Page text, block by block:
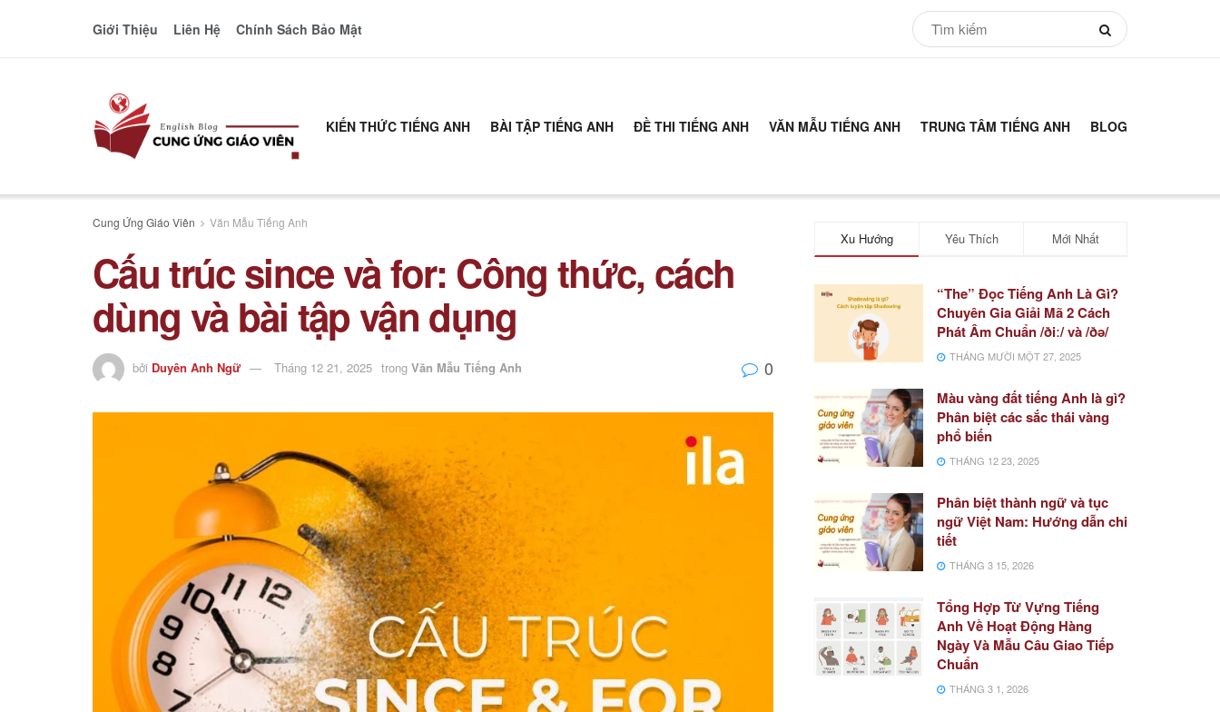
Giới Thiệu Liên Hệ Chính Sách Bảo Mật
KIẾN THỨC TIẾNG ANH BÀI TẬP TIẾNG ANH ĐỀ THI TIẾNG ANH VĂN MẪU TIẾNG ANH TRUNG TÂM TIẾNG ANH BLOG
Cung Ứng Giáo Viên Văn Mẫu Tiếng Anh
Cấu trúc since và for: Công thức, cách
dùng và bài tập vận dụng
bởi Duyên Anh Ngữ Tháng 12 21, 2025 trong Văn Mẫu Tiếng Anh 0
Xu Hướng Yêu Thích Mới Nhất
“The” Đọc Tiếng Anh Là Gì?
Chuyên Gia Giải Mã 2 Cách
Phát Âm Chuẩn /ðiː/ và /ðə/
THÁNG MƯỜI MỘT 27, 2025
Màu vàng đất tiếng Anh là gì?
Phân biệt các sắc thái vàng
phổ biến
THÁNG 12 23, 2025
Phân biệt thành ngữ và tục
ngữ Việt Nam: Hướng dẫn chi
tiết
THÁNG 3 15, 2026
Tổng Hợp Từ Vựng Tiếng
Anh Về Hoạt Động Hàng
Ngày Và Mẫu Câu Giao Tiếp
Chuẩn
THÁNG 3 1, 2026